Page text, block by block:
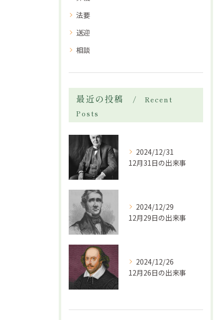
法要
送迎
相談
最近の投稿
Recent
Posts
2024/12/31
12月31日の出来事
2024/12/29
12月29日の出来事
2024/12/26
12月26日の出来事